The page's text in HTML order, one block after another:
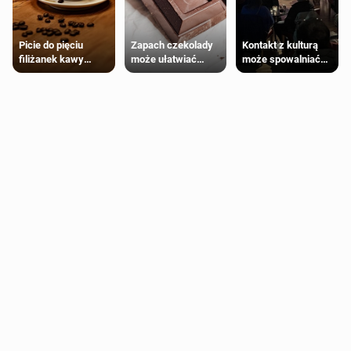
Picie do pięciu
filiżanek kawy
dziennie jest
Zapach czekolady
może ułatwiać
trening siłowy
Kontakt z kulturą
może spowalniać
starzenie